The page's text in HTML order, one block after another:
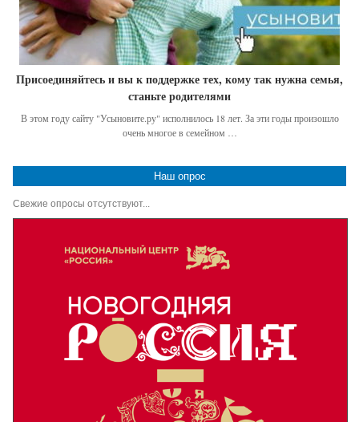
Присоединяйтесь и вы к поддержке тех, кому так нужна семья,
станьте родителями
В этом году сайту "Усыновите.ру" исполнилось 18 лет. За эти годы произошло
очень многое в семейном …
Наш опрос
Свежие опросы отсутствуют...